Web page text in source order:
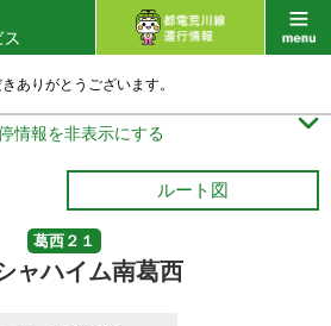
ありがとうございます。
情報を非表示にする 
ルート図
葛西２１
ャハイム南葛西